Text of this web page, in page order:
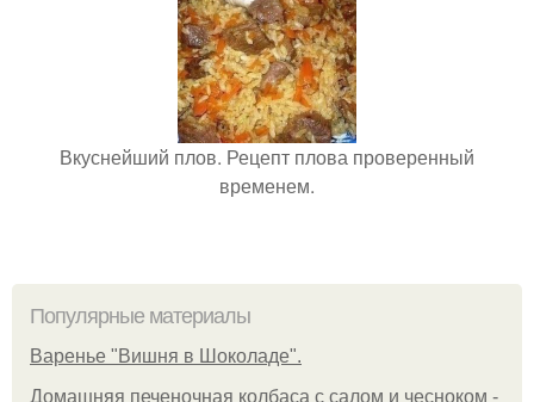
Вкуснейший плов. Рецепт плова проверенный
временем.
Популярные материалы
Варенье "Вишня в Шоколаде".
Домашняя печеночная колбаса с салом и чесноком -